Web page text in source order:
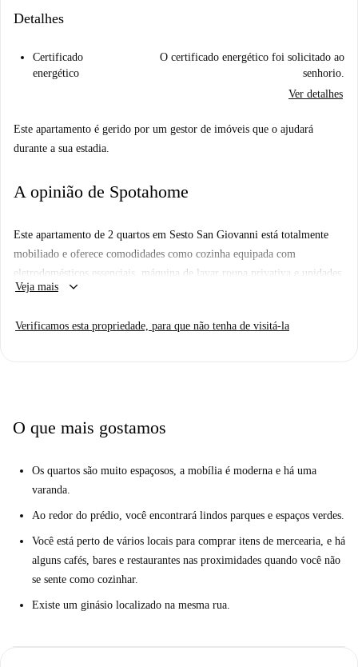
Detalhes
Certificado
energético
O certificado energético foi solicitado ao
senhorio.
Ver detalhes
Este apartamento é gerido por um gestor de imóveis que o ajudará
durante a sua estadia.
A opinião de Spotahome
Este apartamento de 2 quartos em Sesto San Giovanni está totalmente
mobiliado e oferece comodidades como cozinha equipada com
eletrodomésticos essenciais, máquina de lavar roupa privativa e unidades
individuais de ar condicionado. A Spotahome verificou pessoalmente este
única de atrações históricas e culturais a poucos passos da sua nova casa.
Veja mais keyboard_arrow_down
Verificamos esta propriedade, para que não tenha de visitá-la
O que mais gostamos
Os quartos são muito espaçosos, a mobília é moderna e há uma
varanda.
Ao redor do prédio, você encontrará lindos parques e espaços verdes.
Você está perto de vários locais para comprar itens de mercearia, e há
alguns cafés, bares e restaurantes nas proximidades quando você não
se sente como cozinhar.
Existe um ginásio localizado na mesma rua.